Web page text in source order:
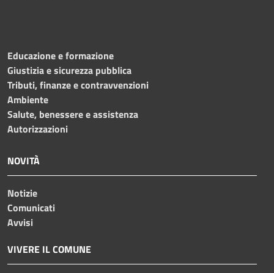
Educazione e formazione
Giustizia e sicurezza pubblica
Tributi, finanze e contravvenzioni
Ambiente
Salute, benessere e assistenza
Autorizzazioni
NOVITÀ
Notizie
Comunicati
Avvisi
VIVERE IL COMUNE